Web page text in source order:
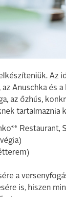
Az
Anuschka és
az őzhús,
tartalmaznia
Restaurant,
a
is, hiszen